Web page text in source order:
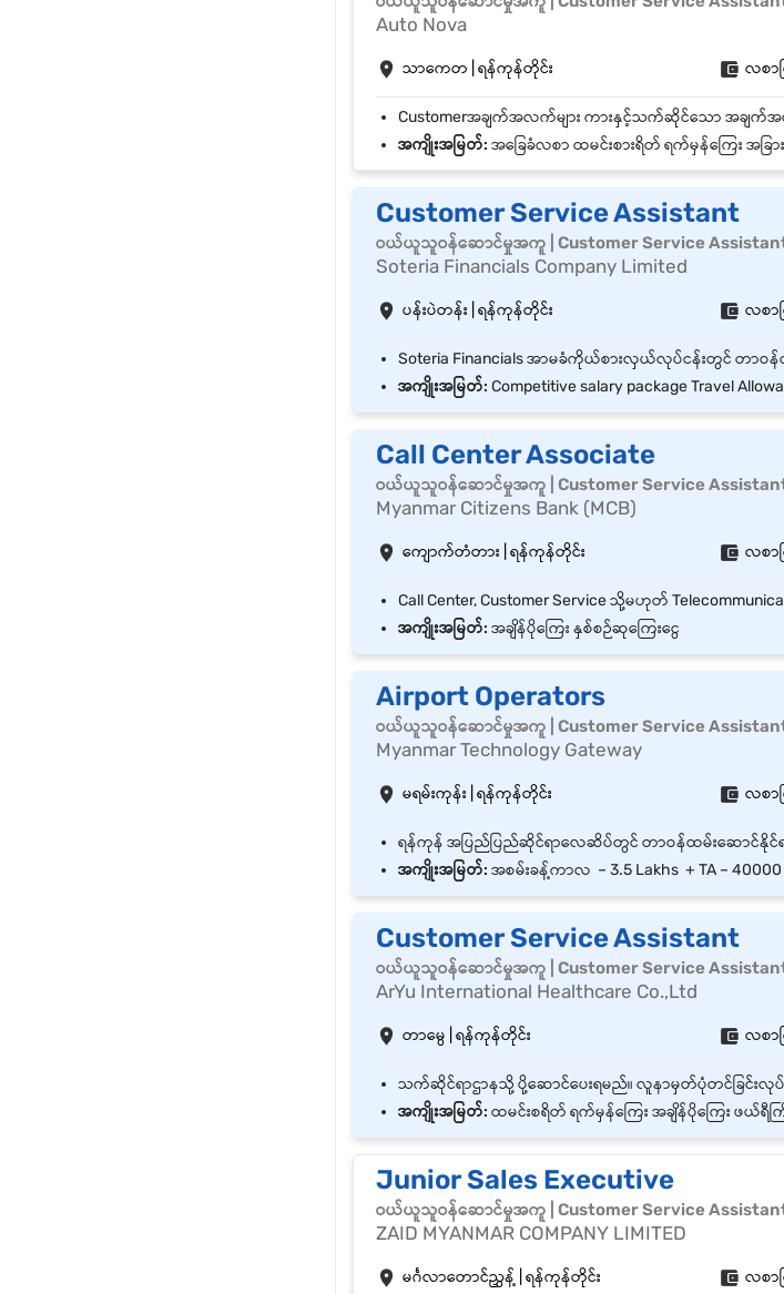
Auto Nova
သာကေတ | ရန်ကုန်တိုင်း လစ
အကျိုးအမြတ်: အခြေခံလစာ ထမင်းစားရိတ် ရက်မှန်ကြေး အခြားခံ
Customer Service Assistant
ဝယ်ယူသူဝန်ဆောင်မှုအကူ | Customer Service
Soteria Financials Company Limited
ပန်းပဲတန်း | ရန်ကုန်တိုင်း လစ
အကျိုးအမြတ်: Competitive salary package Travel Allowance
Call Center Associate
ဝယ်ယူသူဝန်ဆောင်မှုအကူ | Customer Service
Myanmar Citizens Bank (MCB)
ကျောက်တံတား | ရန်ကုန်တိုင်း လစ
အကျိုးအမြတ်: အချိန်ပိုကြေး နှစ်စဉ်ဆုကြေးငွေ
Airport Operators
ဝယ်ယူသူဝန်ဆောင်မှုအကူ | Customer Service
Myanmar Technology Gateway
မရမ်းကုန်း | ရန်ကုန်တိုင်း လစ
အကျိုးအမြတ်: အစမ်းခန့်ကာလ – 3.5 Lakhs + TA –
Customer Service Assistant
ဝယ်ယူသူဝန်ဆောင်မှုအကူ | Customer Service
ArYu International Healthcare Co.,Ltd
တာမွေ | ရန်ကုန်တိုင်း လစ
အကျိုးအမြတ်: ထမင်းစရိတ် ရက်မှန်ကြေး အချိန်ပိုကြေး ဖယ်ရီကြို/ပို့ နှစ်စဉ် ဘ
Junior Sales Executive
ဝယ်ယူသူဝန်ဆောင်မှုအကူ | Customer Service
ZAID MYANMAR COMPANY LIMITED
မင်္ဂလာတောင်ညွှန့် | ရန်ကုန်တိုင်း လစ